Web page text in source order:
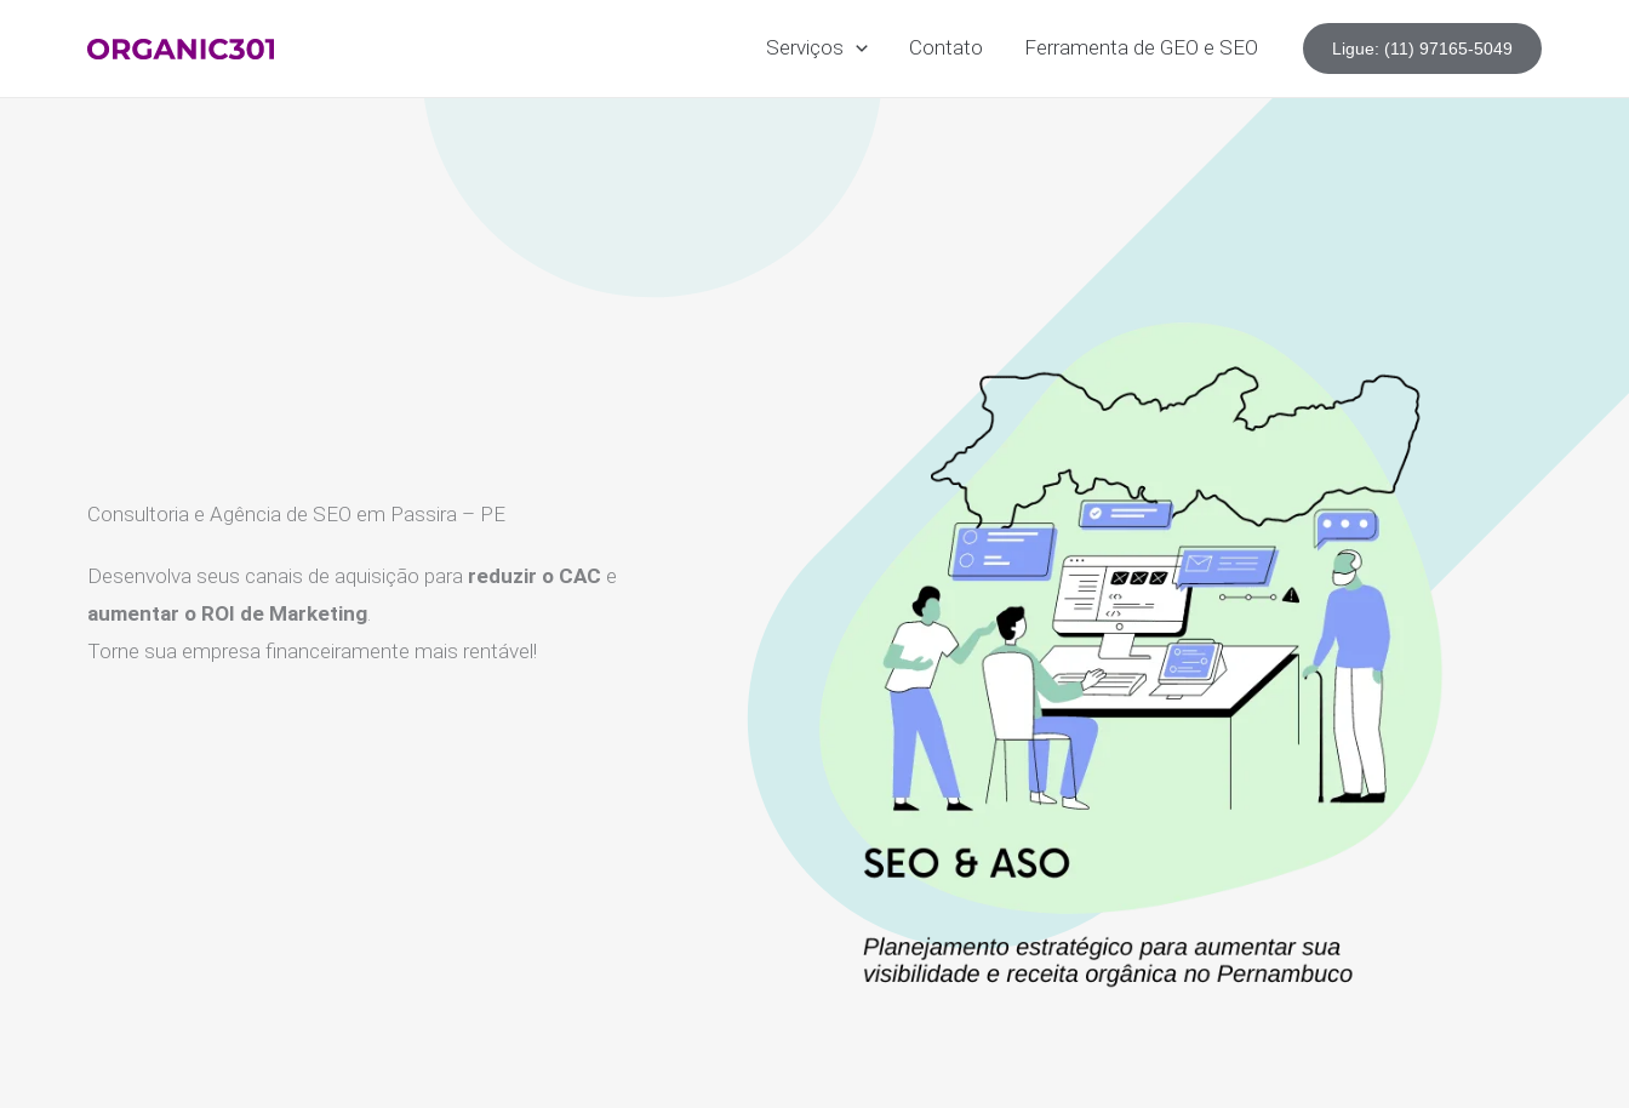
Serviços Contato Ferramenta de GEO e SEO Ligue: (11) 97165-5049
Consultoria e Agência de SEO em Passira – PE
Desenvolva seus canais de aquisição para reduzir o CAC e
aumentar o ROI de Marketing.
Torne sua empresa financeiramente mais rentável!